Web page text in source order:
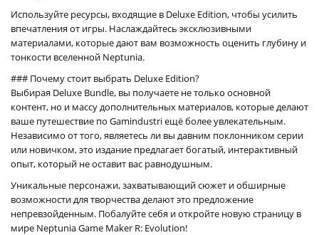
Используйте ресурсы, входящие в Deluxe Edition, чтобы усилить
впечатления от игры. Наслаждайтесь эксклюзивными
материалами, которые дают вам возможность оценить глубину и
тонкости вселенной Neptunia.
### Почему стоит выбрать Deluxe Edition?
Выбирая Deluxe Bundle, вы получаете не только основной
контент, но и массу дополнительных материалов, которые делают
ваше путешествие по Gamindustri ещё более увлекательным.
Независимо от того, являетесь ли вы давним поклонником серии
или новичком, это издание предлагает богатый, интерактивный
опыт, который не оставит вас равнодушным.
Уникальные персонажи, захватывающий сюжет и обширные
возможности для творчества делают это предложение
непревзойденным. Побалуйте себя и откройте новую страницу в
мире Neptunia Game Maker R: Evolution!